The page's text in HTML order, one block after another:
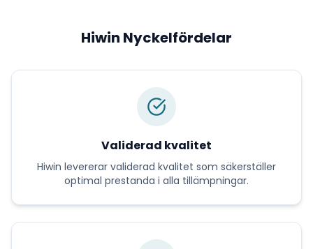
Hiwin Nyckelfördelar
Validerad kvalitet
Hiwin levererar validerad kvalitet som säkerställer
optimal prestanda i alla tillämpningar.